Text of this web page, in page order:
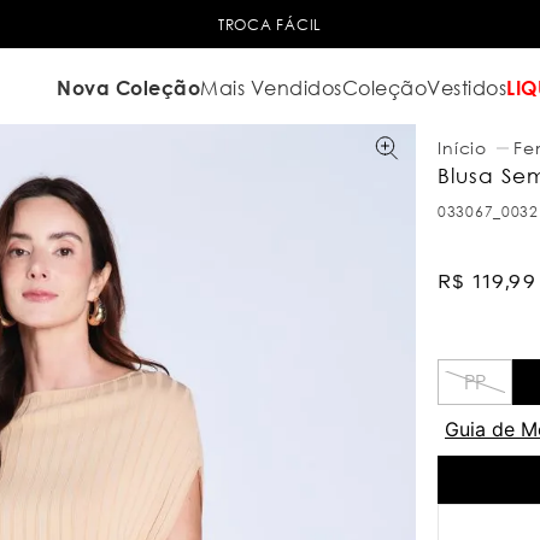
TROCA FÁCIL
Nova ColeçãoMais VendidosColeçãoVestidos
Blusa
033067_0032
R$ 119,99
PP
Guia de